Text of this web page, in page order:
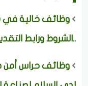
وظائف خالية في
..الشروط ورابط
وظائف حراس أمن